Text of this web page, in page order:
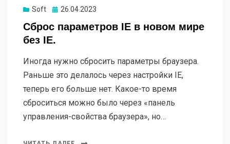
Soft Опубликовано
26.04.2023
Сброс параметров IE в новом мире
без IE.
Иногда нужно сбросить параметры браузера.
Раньше это делалось через настройки IE,
теперь его больше нет. Какое-то время
сброситься можно было через «панель
управления-свойства браузера», но…